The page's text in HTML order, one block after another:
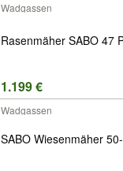
Wadgassen
Rasenmäher SABO 47
1.199 €
Wadgassen
SABO Wiesenmäher